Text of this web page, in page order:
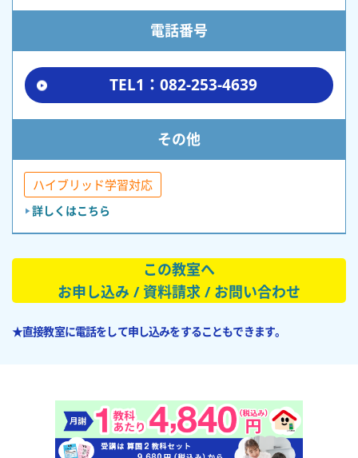
電話番号
TEL1：082-253-4639
その他
ハイブリッド学習対応
詳しくはこちら
この教室へ
お申し込み / 資料請求 / お問い合わせ
★直接教室に電話をして申し込みをすることもできます。